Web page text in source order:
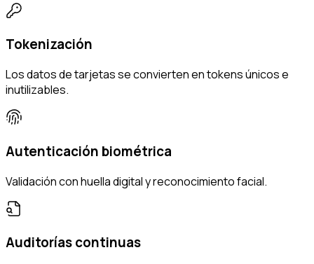
Tokenización
Los datos de tarjetas se convierten en tokens únicos e
inutilizables.
Autenticación biométrica
Validación con huella digital y reconocimiento facial.
Auditorías continuas